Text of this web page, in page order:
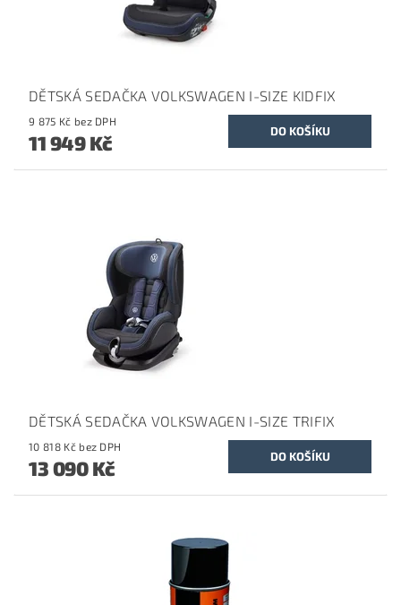
DĚTSKÁ SEDAČKA VOLKSWAGEN I-SIZE KIDFIX
9 875 Kč bez DPH
11 949 Kč
DĚTSKÁ SEDAČKA VOLKSWAGEN I-SIZE TRIFIX
10 818 Kč bez DPH
13 090 Kč